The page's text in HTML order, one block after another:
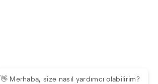
👋 Merhaba, size nasıl yardımcı olabilirim?